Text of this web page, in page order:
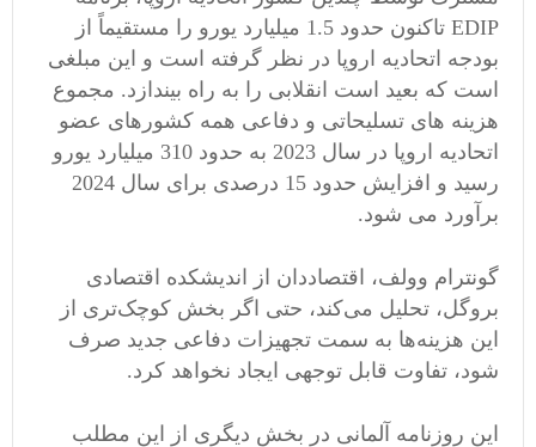
EDIP تاکنون حدود 1.5 میلیارد یورو را مستقیماً از
بودجه اتحادیه اروپا در نظر گرفته است و این مبلغی
است که بعید است انقلابی را به راه بیندازد. مجموع
هزینه های تسلیحاتی و دفاعی همه کشورهای عضو
اتحادیه اروپا در سال 2023 به حدود 310 میلیارد یورو
رسید و افزایش حدود 15 درصدی برای سال 2024
برآورد می شود.
گونترام وولف، اقتصاددان از اندیشکده اقتصادی
بروگل، تحلیل می‌کند، حتی اگر بخش کوچک‌تری از
این هزینه‌ها به سمت تجهیزات دفاعی جدید صرف
شود، تفاوت قابل توجهی ایجاد نخواهد کرد.
این روزنامه آلمانی در بخش دیگری از این مطلب